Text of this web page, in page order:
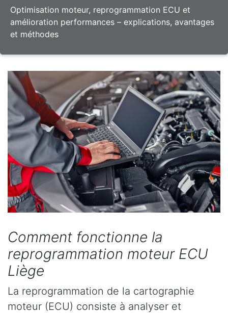
Optimisation moteur, reprogrammation ECU et
amélioration performances – explications, avantages
et méthodes
Comment fonctionne la
reprogrammation moteur ECU
Liège
La reprogrammation de la cartographie
moteur (ECU) consiste à analyser et